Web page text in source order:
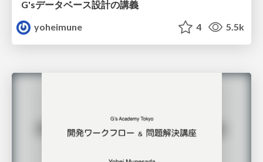
G'sデータベース設計の講義
yoheimune
4 5.5k